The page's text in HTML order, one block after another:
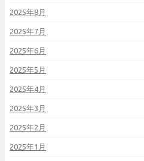
2025年8月
2025年7月
2025年6月
2025年5月
2025年4月
2025年3月
2025年2月
2025年1月